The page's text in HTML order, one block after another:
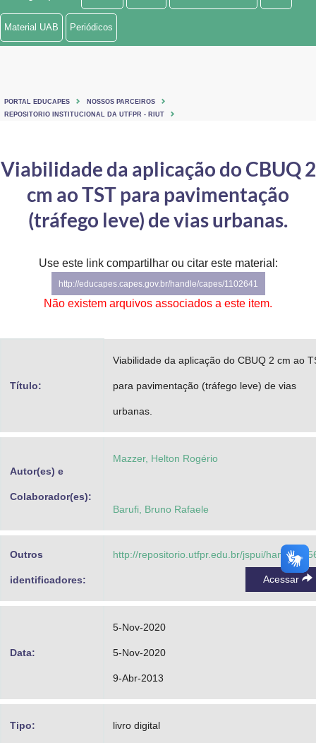
Ministério de Minas e Energia
Ministério do Turismo
Controladoria-Geral da União
Ministério da Mulher, da Família e dos Direitos Humanos
Secretaria de Governo
Gabinete de Segurança Institucional
Planalto
Material UAB Periódicos
PORTAL EDUCAPES
NOSSOS PARCEIROS
REPOSITORIO INSTITUCIONAL DA UTFPR - RIUT
Viabilidade da aplicação do CBUQ 2
cm ao TST para pavimentação
(tráfego leve) de vias urbanas.
Use este link compartilhar ou citar este material:
http://educapes.capes.gov.br/handle/capes/1102641
Não existem arquivos associados a este item.
Título:
Viabilidade da aplicação do CBUQ 2 cm ao
para pavimentação (tráfego leve) de vias
urbanas.
Autor(es) e
Colaborador(es):
Mazzer, Helton Rogério
Barufi, Bruno Rafaele
Outros
identificadores:
http://repositorio.utfpr.edu.br/jspui/handle/1/
Acessar
Data:
5-Nov-2020
5-Nov-2020
9-Abr-2013
Tipo: livro digital